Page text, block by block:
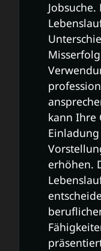
kann Ihre
erhöhen.